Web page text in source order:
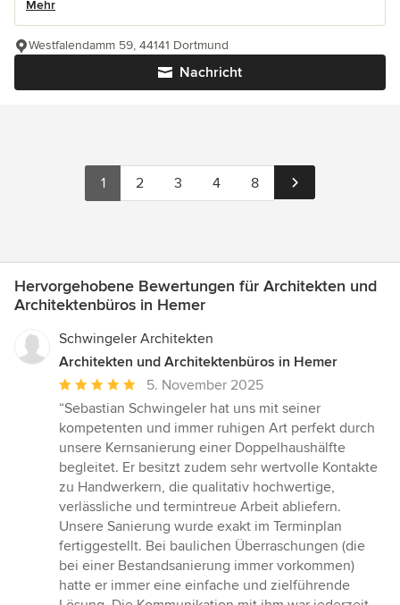
Mehr
Nachricht
Westfalendamm 59, 44141 Dortmund
1 2 3 4 8
Hervorgehobene Bewertungen für Architekten und
Architektenbüros in Hemer
Schwingeler Architekten
Architekten und Architektenbüros in Hemer
Durchschnittliche
Bewertung:
5
von
5
Sternen
5. November 2025
“Sebastian Schwingeler hat uns mit seiner
kompetenten und immer ruhigen Art perfekt durch
unsere Kernsanierung einer Doppelhaushälfte
begleitet. Er besitzt zudem sehr wertvolle Kontakte
zu Handwerkern, die qualitativ hochwertige,
verlässliche und termintreue Arbeit abliefern.
Unsere Sanierung wurde exakt im Terminplan
fertiggestellt. Bei baulichen Überraschungen (die
bei einer Bestandsanierung immer vorkommen)
hatte er immer eine einfache und zielführende